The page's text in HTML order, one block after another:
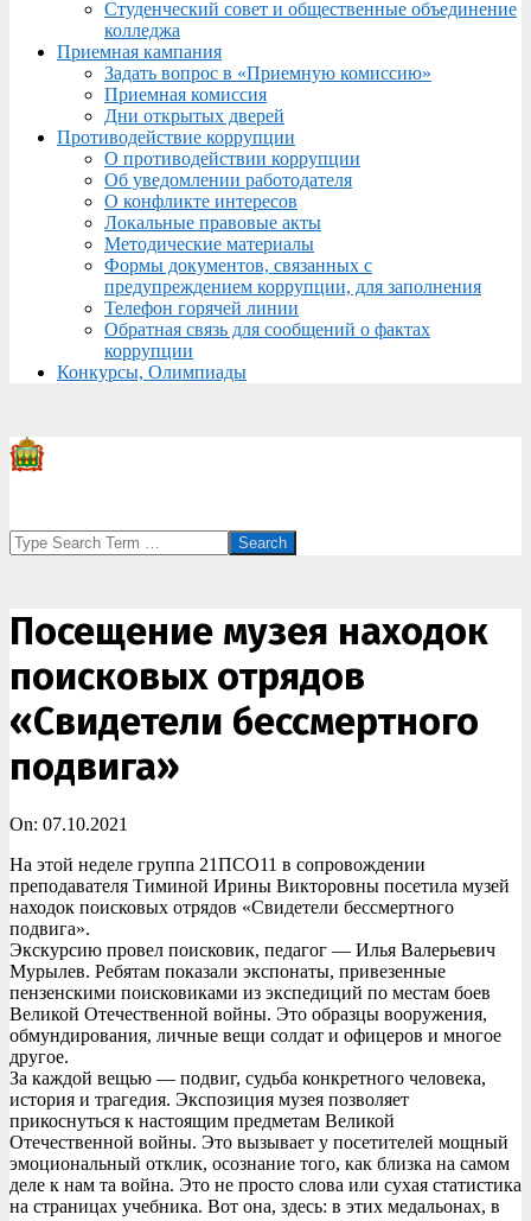
Студенческий совет и общественные объединение
колледжа
Приемная кампания
Задать вопрос в «Приемную комиссию»
Приемная комиссия
Дни открытых дверей
Противодействие коррупции
О противодействии коррупции
Об уведомлении работодателя
О конфликте интересов
Локальные правовые акты
Методические материалы
Формы документов, связанных с
предупреждением коррупции, для заполнения
Телефон горячей линии
Обратная связь для сообщений о фактах
коррупции
Конкурсы, Олимпиады
Search
Посещение музея находок
поисковых отрядов
«Свидетели бессмертного
подвига»
On: 07.10.2021
На этой неделе группа 21ПСО11 в сопровождении
преподавателя Тиминой Ирины Викторовны посетила музей
находок поисковых отрядов «Свидетели бессмертного
подвига».
Экскурсию провел поисковик, педагог — Илья Валерьевич
Мурылев. Ребятам показали экспонаты, привезенные
пензенскими поисковиками из экспедиций по местам боев
Великой Отечественной войны. Это образцы вооружения,
обмундирования, личные вещи солдат и офицеров и многое
другое.
За каждой вещью — подвиг, судьба конкретного человека,
история и трагедия. Экспозиция музея позволяет
прикоснуться к настоящим предметам Великой
Отечественной войны. Это вызывает у посетителей мощный
эмоциональный отклик, осознание того, как близка на самом
деле к нам та война. Это не просто слова или сухая статистика
на страницах учебника. Вот она, здесь: в этих медальонах, в